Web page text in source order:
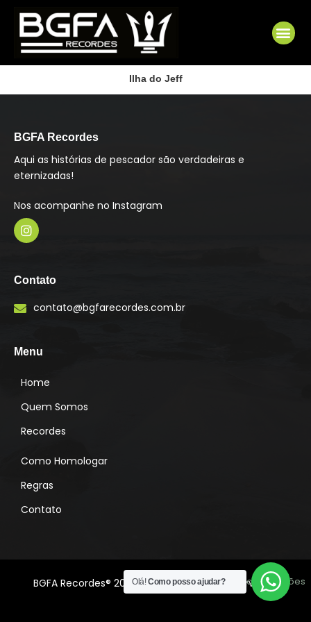
conteúdo
Ilha do Jeff
BGFA Recordes
Aqui as histórias de pescador são verdadeiras e
eternizadas!
Nos acompanhe no Instagram
s
t
a
g
m
Contato
contato@bgfarecordes.com.br
Menu
Home
Quem Somos
Recordes
Como Homologar
Regras
Contato
Desenvolvido por: Lado A Soluções
BGFA Recordes® 2022 Todos os direitos reservados
Olá!Como posso ajudar?